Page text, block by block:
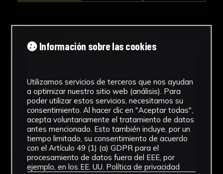
No hay exposiciones de este tipo en
este momento.
Ver Histórico de Exposiciones
Información sobre las cookies
Utilizamos servicios de terceros que nos ayudan
a optimizar nuestro sitio web (análisis). Para
poder utilizar estos servicios, necesitamos su
consentimiento. Al hacer clic en "Aceptar todas",
acepta voluntariamente el tratamiento de datos
antes mencionado. Esto también incluye, por un
tiempo limitado, su consentimiento de acuerdo
con el Artículo 49 (1) (a) GDPR para el
procesamiento de datos fuera del EEE, por
ejemplo, en los EE. UU. Política de privacidad